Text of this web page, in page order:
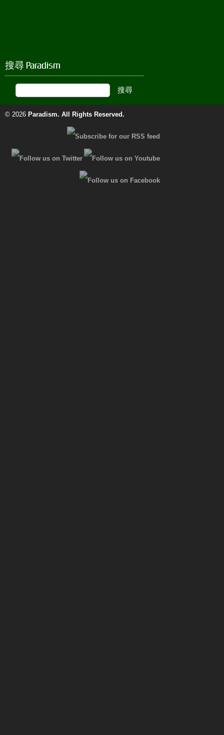
搜尋 Paradism
© 2026 Paradism. All Rights Reserved.